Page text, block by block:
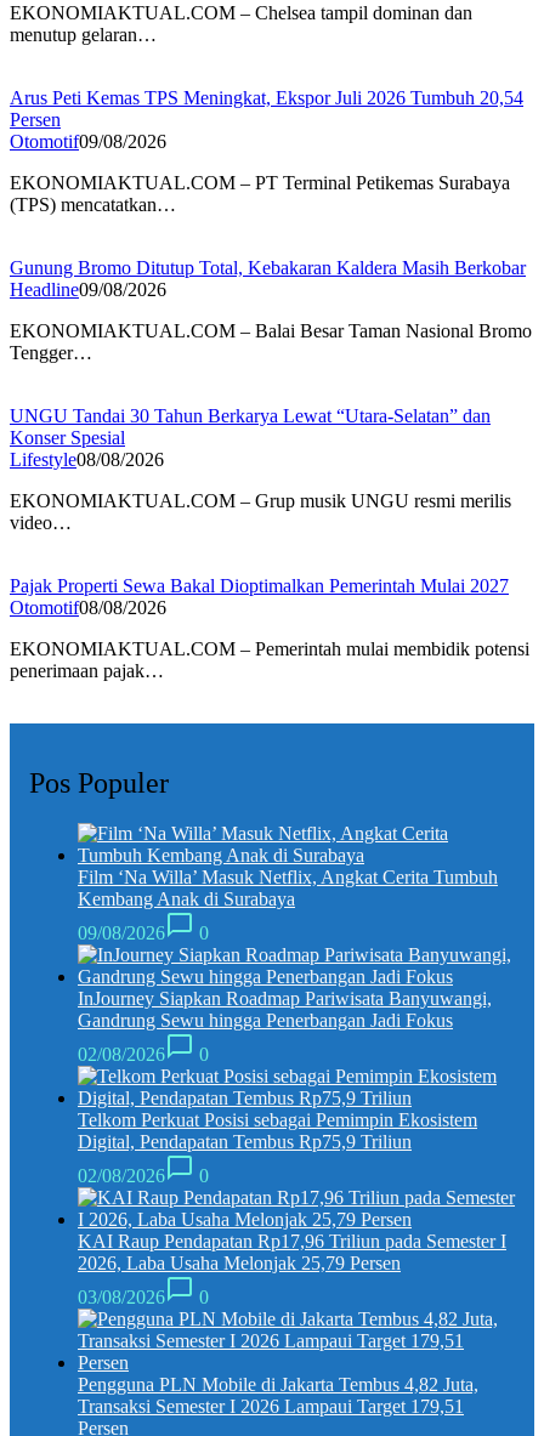
EKONOMIAKTUAL.COM – Chelsea tampil dominan dan
menutup gelaran…
Arus Peti Kemas TPS Meningkat, Ekspor Juli 2026 Tumbuh 20,54
Persen
Otomotif09/08/2026
EKONOMIAKTUAL.COM – PT Terminal Petikemas Surabaya
(TPS) mencatatkan…
Gunung Bromo Ditutup Total, Kebakaran Kaldera Masih Berkobar
Headline09/08/2026
EKONOMIAKTUAL.COM – Balai Besar Taman Nasional Bromo
Tengger…
UNGU Tandai 30 Tahun Berkarya Lewat “Utara-Selatan” dan
Konser Spesial
Lifestyle08/08/2026
EKONOMIAKTUAL.COM – Grup musik UNGU resmi merilis
video…
Pajak Properti Sewa Bakal Dioptimalkan Pemerintah Mulai 2027
Otomotif08/08/2026
EKONOMIAKTUAL.COM – Pemerintah mulai membidik potensi
penerimaan pajak…
Pos Populer
Film ‘Na Willa’ Masuk Netflix, Angkat Cerita Tumbuh
Kembang Anak di Surabaya
09/08/2026
0
InJourney Siapkan Roadmap Pariwisata Banyuwangi,
Gandrung Sewu hingga Penerbangan Jadi Fokus
02/08/2026
0
Telkom Perkuat Posisi sebagai Pemimpin Ekosistem
Digital, Pendapatan Tembus Rp75,9 Triliun
02/08/2026
0
KAI Raup Pendapatan Rp17,96 Triliun pada Semester I
2026, Laba Usaha Melonjak 25,79 Persen
03/08/2026
0
Pengguna PLN Mobile di Jakarta Tembus 4,82 Juta,
Transaksi Semester I 2026 Lampaui Target 179,51
Persen